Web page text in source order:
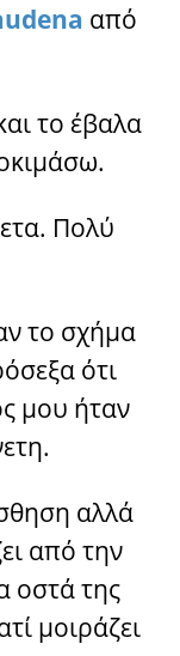
από
το έβαλα
Πολύ
το σχήμα
ότι
μου ήταν
αλλά
από την
οστά της
μοιράζει